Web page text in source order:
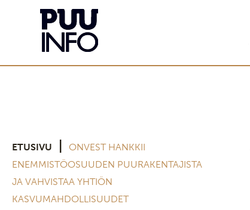
ETUSIVU
ONVEST HANKKII
ENEMMISTÖOSUUDEN PUURAKENTAJISTA
JA VAHVISTAA YHTIÖN
KASVUMAHDOLLISUUDET